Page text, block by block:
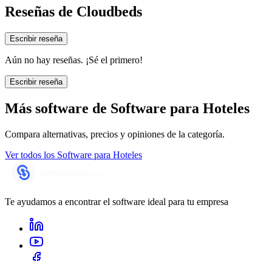
Reseñas de Cloudbeds
Escribir reseña
Aún no hay reseñas. ¡Sé el primero!
Escribir reseña
Más software de Software para Hoteles
Compara alternativas, precios y opiniones de la categoría.
Ver todos los Software para Hoteles
Te ayudamos a encontrar el software ideal para tu empresa